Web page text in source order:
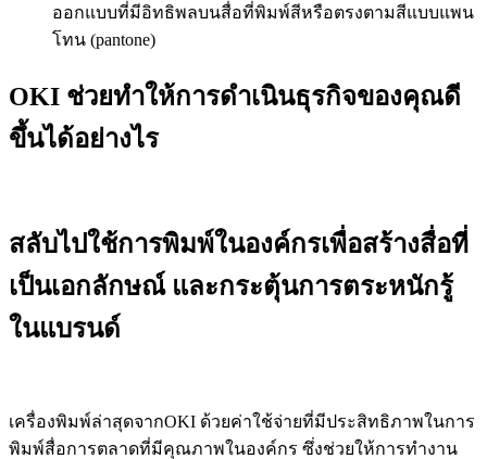
ออกแบบที่มีอิทธิพลบนสื่อที่พิมพ์สีหรือตรงตามสีแบบแพน
โทน (pantone)
OKI ช่วยทำให้การดำเนินธุรกิจของคุณดี
ขึ้นได้อย่างไร
สลับไปใช้การพิมพ์ในองค์กรเพื่อสร้างสื่อที่
เป็นเอกลักษณ์ และกระตุ้นการตระหนักรู้
ในแบรนด์
เครื่องพิมพ์ล่าสุดจากOKI ด้วยค่าใช้จ่ายที่มีประสิทธิภาพในการ
พิมพ์สื่อการตลาดที่มีคุณภาพในองค์กร ซึ่งช่วยให้การทำงาน